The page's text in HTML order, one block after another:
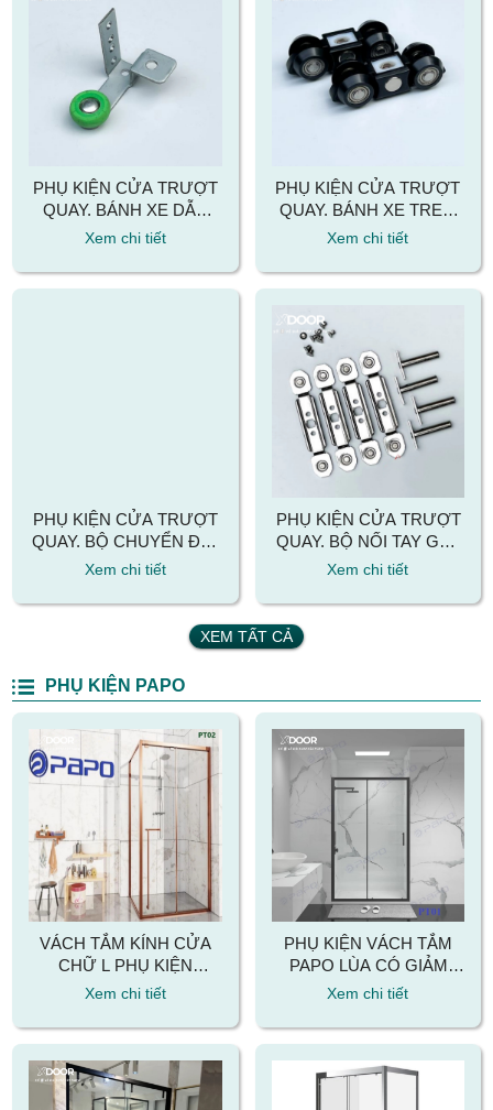
PHỤ KIỆN CỬA TRƯỢT
QUAY. BÁNH XE DẪN
HƯỚNG DƯỚI CỬA
Xem chi tiết
PHỤ KIỆN CỬA TRƯỢT
QUAY. BÁNH XE TREO
TRÊN CỬA TRƯỢT
Xem chi tiết
PHỤ KIỆN CỬA TRƯỢT
QUAY. BỘ CHUYỂN ĐỔI
TỪ MỞ SANG TRƯỢT
Xem chi tiết
PHỤ KIỆN CỬA TRƯỢT
QUAY. BỘ NỐI TAY GẠT
CỬA TRƯỢT QUAY
Xem chi tiết
XEM TẤT CẢ
PHỤ KIỆN PAPO
VÁCH TẮM KÍNH CỬA
CHỮ L PHỤ KIỆN
THƯƠNG HIỆU PAPO
Xem chi tiết
PHỤ KIỆN VÁCH TẮM
PAPO LÙA CÓ GIẢM
CHẤN MÃ PT01
Xem chi tiết